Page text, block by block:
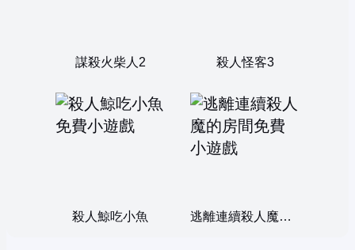
謀殺火柴人2 殺人怪客3
殺人鯨吃小魚 逃離連續殺人魔的房間